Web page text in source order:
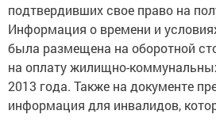
подтвердивших свое право на
Информация о времени и
была размещена на оборотной
на оплату жилищно-
2013 года. Также на документе
информация для инвалидов,